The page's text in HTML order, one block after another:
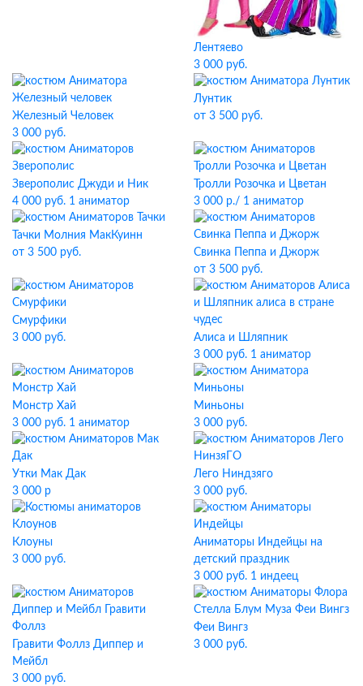
Лентяево
3 000 руб.
Железный Человек
3 000 руб.
Лунтик
от 3 500 руб.
Зверополис Джуди и Ник
4 000 руб. 1 аниматор
Тролли Розочка и Цветан
3 000 р./ 1 аниматор
Тачки Молния МакКуинн
от 3 500 руб.
Свинка Пеппа и Джорж
от 3 500 руб.
Смурфики
3 000 руб.
Алиса и Шляпник
3 000 руб. 1 аниматор
Монстр Хай
3 000 руб. 1 аниматор
Миньоны
3 000 руб.
Утки Мак Дак
3 000 р
Лего Ниндзяго
3 000 руб.
Клоуны
3 000 руб.
Аниматоры Индейцы на
детский праздник
3 000 руб. 1 индеец
Гравити Фоллз Диппер и
Мейбл
3 000 руб.
Феи Вингз
3 000 руб.